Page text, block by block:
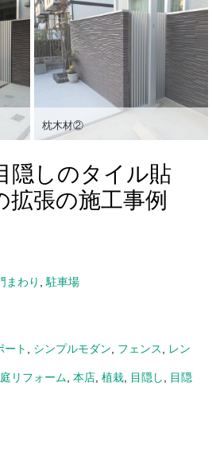
枕木材②
隠しのタイル貼
拡張の施工事例
まわり 駐車場
ート シンプルモダン フェンス レン
庭リフォーム 本店, 植栽, 目隠し 目隠